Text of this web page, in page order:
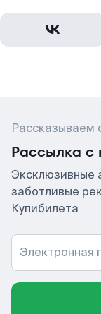
Рассказываем
Рассылка с
Эксклюзивные
заботливые
Купибилета
Электронная